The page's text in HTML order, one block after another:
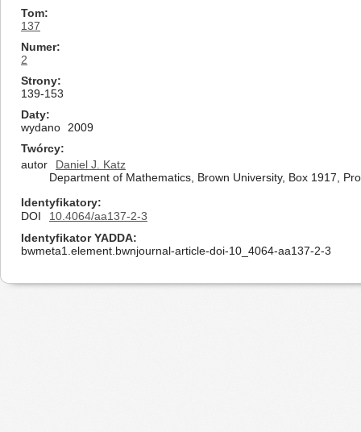
Tom
137
Numer
2
Strony
139-153
Daty
wydano
2009
Twórcy
autor
Daniel J. Katz
Department of Mathematics, Brown University, Box 1917,
Identyfikatory
DOI
10.4064/aa137-2-3
Identyfikator YADDA
bwmeta1.element.bwnjournal-article-doi-10_4064-aa137-2-3